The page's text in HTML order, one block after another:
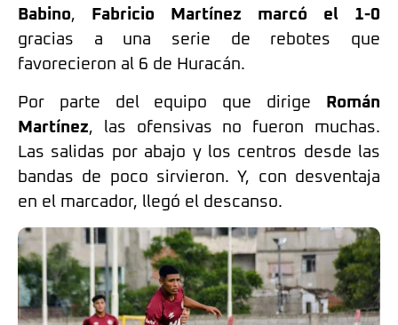
Babino,
Fabricio Martínez marcó el 1-0
gracias a una serie de rebotes que
favorecieron al 6 de Huracán.
Por parte del equipo que dirige
Román
Martínez, las ofensivas no fueron muchas.
Las salidas por abajo y los centros desde las
bandas de poco sirvieron. Y, con desventaja
en el marcador, llegó el descanso.